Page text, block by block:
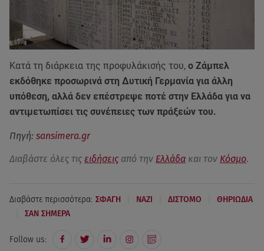
Κατά τη διάρκεια της προφυλάκισής του, ο Ζάμπελ
εκδόθηκε προσωρινά στη Δυτική Γερμανία για άλλη
υπόθεση, αλλά δεν επέστρεψε ποτέ στην Ελλάδα για να
αντιμετωπίσει τις συνέπειες των πράξεών του.
Πηγή: sansimera.gr
Διαβάστε όλες τις ειδήσεις από την Ελλάδα και τον Κόσμο.
Διαβάστε περισσότερα: ΣΦΑΓΗ ΝΑΖΙ ΔΙΣΤΟΜΟ ΘΗΡΙΩΔΙΑ
ΣΑΝ ΣΗΜΕΡΑ
Follow us: